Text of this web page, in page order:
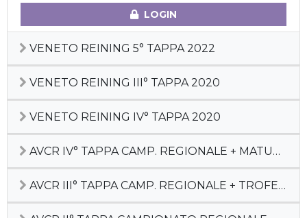
LOGIN
VENETO REINING 5° TAPPA 2022
VENETO REINING III° TAPPA 2020
VENETO REINING IV° TAPPA 2020
AVCR IV° TAPPA CAMP. REGIONALE + MATURITY
AVCR III° TAPPA CAMP. REGIONALE + TROFEO SILVIA SGAGGIO